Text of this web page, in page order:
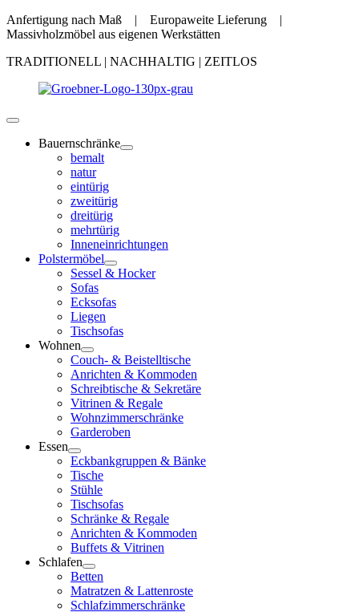
Anfertigung nach Maß | Europaweite Lieferung |
Massivholzmöbel aus eigenen Werkstätten
TRADITIONELL | NACHHALTIG | ZEITLOS
Bauernschränke
bemalt
natur
eintürig
zweitürig
dreitürig
mehrtürig
Inneneinrichtungen
Polstermöbel
Sessel & Hocker
Sofas
Ecksofas
Liegen
Tischsofas
Wohnen
Couch- & Beistelltische
Anrichten & Kommoden
Schreibtische & Sekretäre
Vitrinen & Regale
Wohnzimmerschränke
Garderoben
Essen
Eckbankgruppen & Bänke
Tische
Stühle
Tischsofas
Schränke & Regale
Anrichten & Kommoden
Buffets & Vitrinen
Schlafen
Betten
Matratzen & Lattenroste
Schlafzimmerschränke